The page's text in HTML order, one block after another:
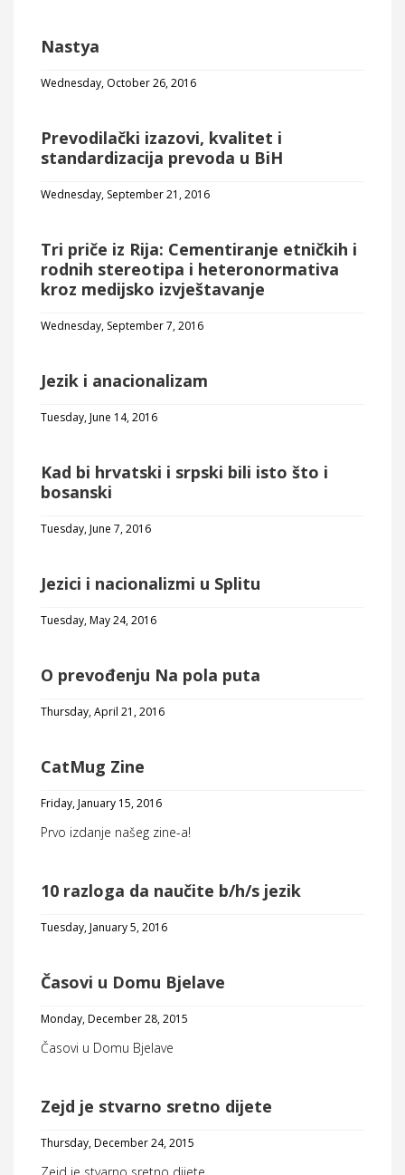
Nastya
Wednesday, October 26, 2016
Prevodilački izazovi, kvalitet i
standardizacija prevoda u BiH
Wednesday, September 21, 2016
Tri priče iz Rija: Cementiranje etničkih i
rodnih stereotipa i heteronormativa
kroz medijsko izvještavanje
Wednesday, September 7, 2016
Jezik i anacionalizam
Tuesday, June 14, 2016
Kad bi hrvatski i srpski bili isto što i
bosanski
Tuesday, June 7, 2016
Jezici i nacionalizmi u Splitu
Tuesday, May 24, 2016
O prevođenju Na pola puta
Thursday, April 21, 2016
CatMug Zine
Friday, January 15, 2016
Prvo izdanje našeg zine-a!
10 razloga da naučite b/h/s jezik
Tuesday, January 5, 2016
Časovi u Domu Bjelave
Monday, December 28, 2015
Časovi u Domu Bjelave
Zejd je stvarno sretno dijete
Thursday, December 24, 2015